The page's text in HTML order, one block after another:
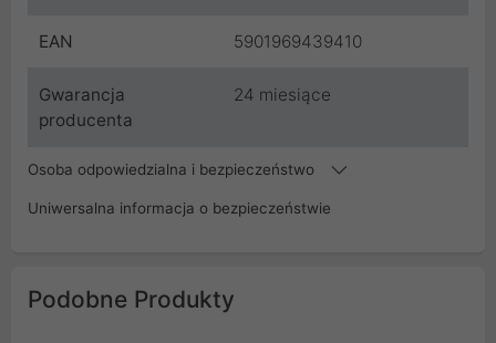
EAN 5901969439410
Gwarancja
producenta
24 miesiące
Osoba odpowiedzialna i bezpieczeństwo
Uniwersalna informacja o bezpieczeństwie
Podobne Produkty